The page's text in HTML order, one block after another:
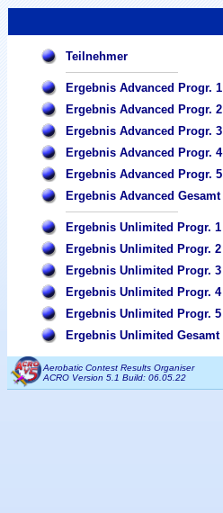
Teilnehmer
Ergebnis Advanced Progr. 1
Ergebnis Advanced Progr. 2
Ergebnis Advanced Progr. 3
Ergebnis Advanced Progr. 4
Ergebnis Advanced Progr. 5
Ergebnis Advanced Gesamt
Ergebnis Unlimited Progr. 1
Ergebnis Unlimited Progr. 2
Ergebnis Unlimited Progr. 3
Ergebnis Unlimited Progr. 4
Ergebnis Unlimited Progr. 5
Ergebnis Unlimited Gesamt
Aerobatic Contest Results Organiser
ACRO Version 5.1 Build: 06.05.22